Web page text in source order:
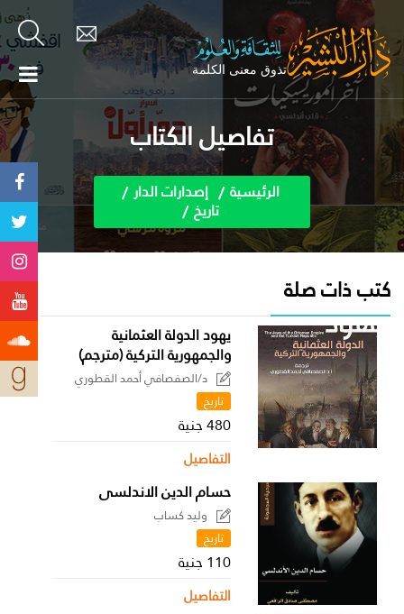
تفاصيل الكتاب
الرئيسية إصدارات الدار
تاريخ
كتب ذات صلة
يهود الدولة العثمانية
والجمهورية التركية (مترجم)
د/الصفصافي أحمد القطوري
تاريخ
480 جنية
التفاصيل
حسام الدين الاندلسى
وليد كساب
تاريخ
110 جنية
التفاصيل